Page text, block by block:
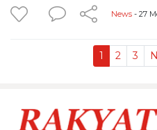
News - 27
1 2 3